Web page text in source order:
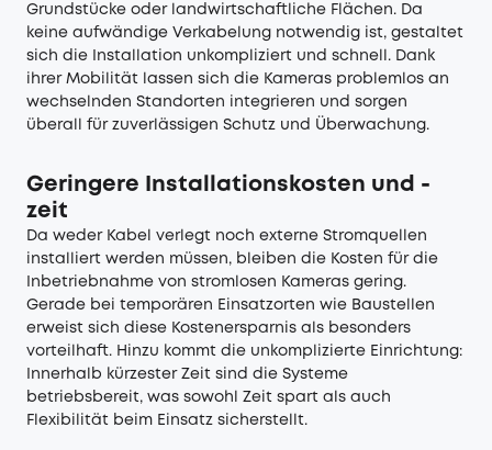
Grundstücke oder landwirtschaftliche Flächen. Da
keine aufwändige Verkabelung notwendig ist, gestaltet
sich die Installation unkompliziert und schnell. Dank
ihrer Mobilität lassen sich die Kameras problemlos an
wechselnden Standorten integrieren und sorgen
überall für zuverlässigen Schutz und Überwachung.
Geringere Installationskosten und -
zeit
Da weder Kabel verlegt noch externe Stromquellen
installiert werden müssen, bleiben die Kosten für die
Inbetriebnahme von stromlosen Kameras gering.
Gerade bei temporären Einsatzorten wie Baustellen
erweist sich diese Kostenersparnis als besonders
vorteilhaft. Hinzu kommt die unkomplizierte Einrichtung:
Innerhalb kürzester Zeit sind die Systeme
betriebsbereit, was sowohl Zeit spart als auch
Flexibilität beim Einsatz sicherstellt.